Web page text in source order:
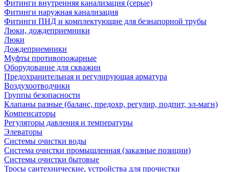
Фитинги внутренняя канализация (серые)
Фитинги наружная канализация
Фитинги ПНД и комплектующие для безнапорной трубы
Люки, дождеприемники
Люки
Дождеприемники
Муфты противопожарные
Оборудование для скважин
Предохранительная и регулирующая арматура
Воздухоотводчики
Группы безопасности
Клапаны разные (баланс, предохр, регулир, подпит, эл-магн)
Компенсаторы
Регуляторы давления и температуры
Элеваторы
Системы очистки воды
Система очистки промышленная (заказные позиции)
Системы очистки бытовые
Тросы сантехнические, устройства для прочистки